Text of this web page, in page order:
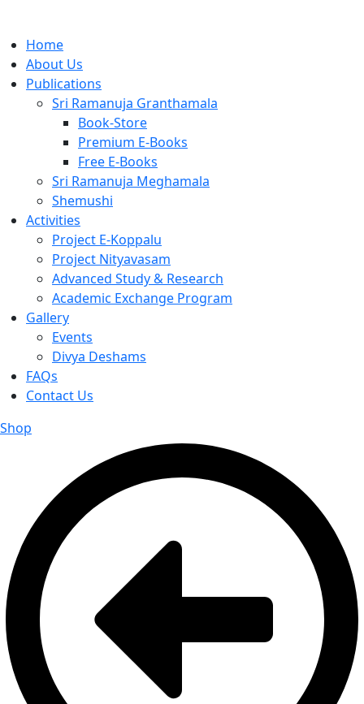
Home
About Us
Publications
Sri Ramanuja Granthamala
Book-Store
Premium E-Books
Free E-Books
Sri Ramanuja Meghamala
Shemushi
Activities
Project E-Koppalu
Project Nityavasam
Advanced Study & Research
Academic Exchange Program
Gallery
Events
Divya Deshams
FAQs
Contact Us
Shop